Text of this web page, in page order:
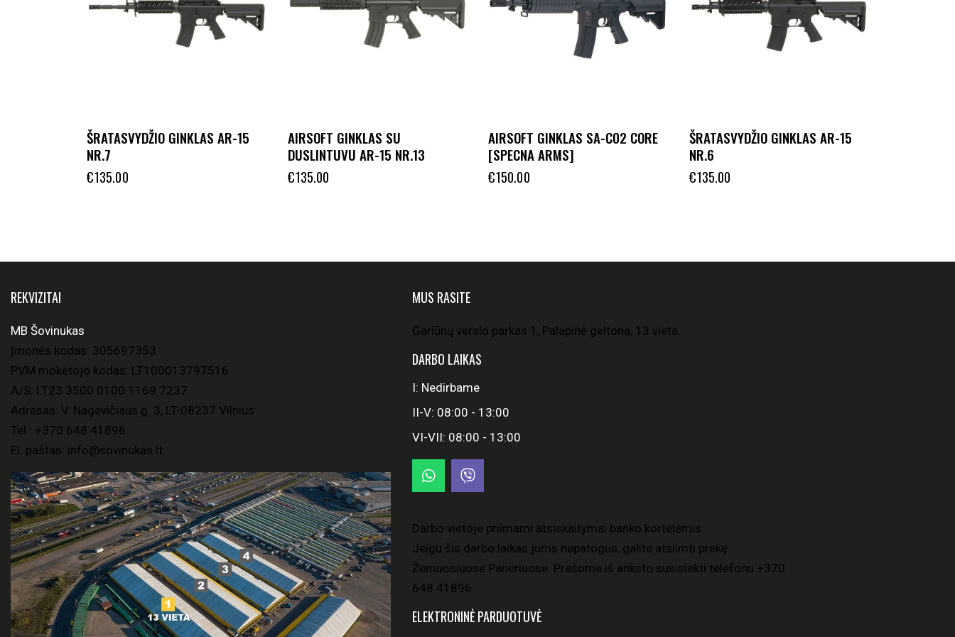
ŠRATASVYDŽIO GINKLAS AR-15
NR.7
€135.00
AIRSOFT GINKLAS SU
DUSLINTUVU AR-15 NR.13
€135.00
AIRSOFT GINKLAS SA-C02 CORE
[SPECNA ARMS]
€150.00
ŠRATASVYDŽIO GINKLAS AR-15
NR.6
€135.00
REKVIZITAI
MB Šovinukas
Įmonės kodas: 305697353
PVM mokėtojo kodas: LT100013797516
A/S: LT23 3500 0100 1169 7237
Adresas: V. Nagevičiaus g. 3, LT-08237 Vilnius
Tel.: +370 648 41896
El. paštas: info@sovinukas.lt
MUS RASITE
Gariūnų verslo parkas 1, Palapinė geltona, 13 vieta.
DARBO LAIKAS
I: Nedirbame
II-V: 08:00 - 13:00
VI-VII: 08:00 - 13:00
Darbo vietoje priimami atsiskaitymai banko kortelėmis.
Jeigu šis darbo laikas jums nepatogus, galite atsiimti prekę
Žemuosiuose Paneriuose. Prašome iš anksto susisiekti telefonu +370
648 41896
ELEKTRONINĖ PARDUOTUVĖ